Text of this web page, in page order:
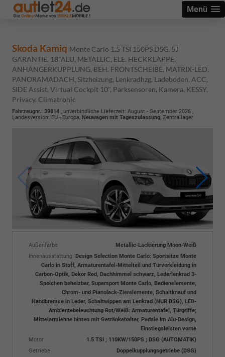
Menü
Skoda Kamiq Monte Carlo 1.5 TSI 150PS DSG, 5J
GARANTIE, 18"ALU, METALLIC, ELE. HECKKLAPPE,
ANHÄNGERKUPPLUNG, BEH. FRONTSCHEIBE, MATRIX-LED,
PANORAMADACH, Sitzheizung, Lenkradhzg, Ladeboden, ACC,
SIDE Assist, Virtual Cockpit 10", Parksensoren, Kamera, KESSY,
Privacy, Climatronic
Fahrzeugnr.: 39814 , unverbindliche Lieferzeit: August - September 2026 ,
Landesversion: EU - Europa, Neuwagen mit Tageszulassung, Zentrallager
Außenfarbe
Metallic-Lackierung Moon-Weiß
Innenausstattung
Design Selection Monte Carlo: Sportsitze Monte
Carlo in Stoff, Armaturentafel-Mittelteil und Türverkleidung in
Carbon-Optik, Dekor Red, Dachhimmel schwarz, Lederlenkrad 3-
Speichen beheizbar, Supersport Monte Carlo, Bedienelemente,
Chrom- und Pianolack-Zierelemente, Schaltknauf und
Handbremse in Leder, Schaltwippen am Lenkrad (NUR DSG), LED-
Ambientebeleuchtung Rot/Weiß: Armaturentafel, Türgriffe;
Mittelarmlehne hinten mit Getränkehalter, Pedale im Alu-Design,
Einstiegsleisten vorne
Motor
1.5 TSI ; 110KW/150PS ; DSG (AUTOMATIK)
Getriebe
Doppelkupplungsgetriebe (DSG)